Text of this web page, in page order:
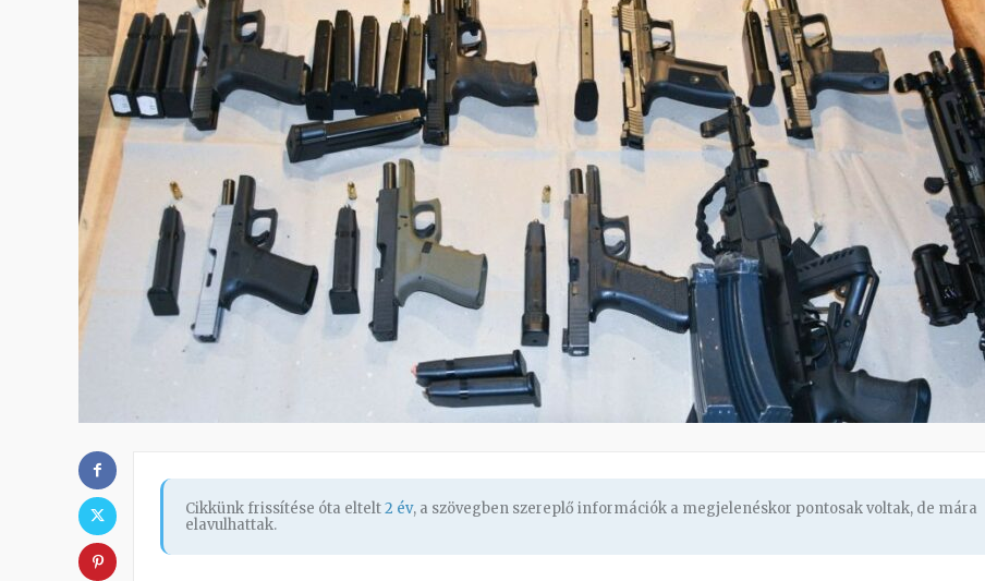
Cikkünk frissítése óta eltelt2 év, a szövegben szereplő információk a megjelenéskor pontosak voltak, de mára
elavulhattak.